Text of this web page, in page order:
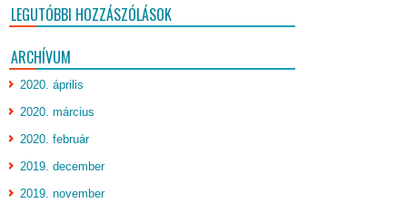
LEGUTÓBBI HOZZÁSZÓLÁSOK
ARCHÍVUM
2020. április
2020. március
2020. február
2019. december
2019. november